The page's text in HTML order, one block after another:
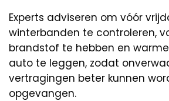
Experts adviseren om vóór
winterbanden te controleren,
brandstof te hebben en warme
auto te leggen, zodat
vertragingen beter kunnen
opgevangen.